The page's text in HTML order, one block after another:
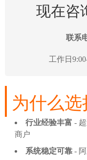
现在咨
联系
工作日
为什么
行业经验丰富 -
商户
系统稳定可靠 -